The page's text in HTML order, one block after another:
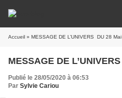
Accueil » MESSAGE DE L’UNIVERS DU 28
MESSAGE DE
Publié le 28/05/2020 à 06:53
Par Sylvie Cariou